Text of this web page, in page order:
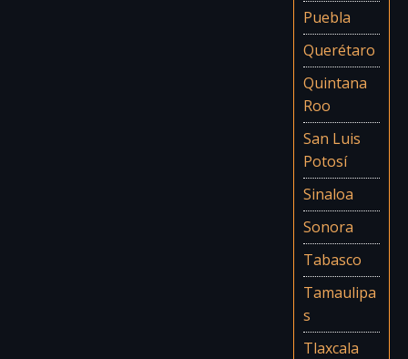
Puebla
Querétaro
Quintana
Roo
San Luis
Potosí
Sinaloa
Sonora
Tabasco
Tamaulipa
s
Tlaxcala